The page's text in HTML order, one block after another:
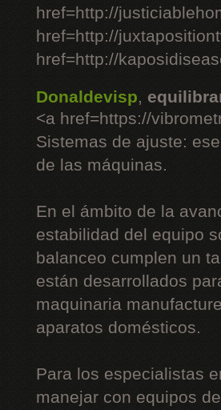
href=http://
href=http://
href=http://
Donaldevisp,
<a href=https://
Sistemas de ajuste:
de las máquinas.
En el ámbito de la
estabilidad del equipo
balanceo cumplen un
están desarrollados
maquinaria
aparatos domésticos.
Para los especialistas
manejar con equipos